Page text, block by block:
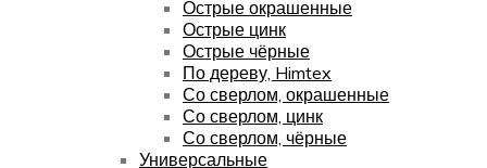
Острые окрашенные
Острые цинк
Острые чёрные
По дереву, Himtex
Со сверлом, окрашенные
Со сверлом, цинк
Со сверлом, чёрные
Универсальные